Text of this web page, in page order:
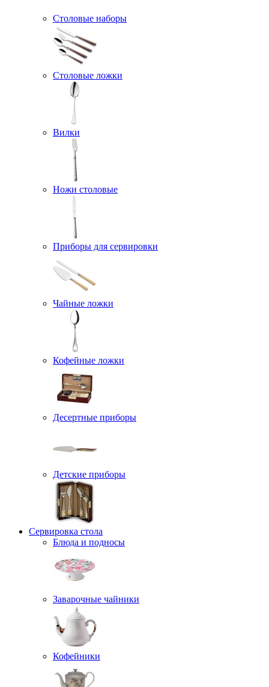
Столовые наборы
Столовые ложки
Вилки
Ножи столовые
Приборы для сервировки
Чайные ложки
Кофейные ложки
Десертные приборы
Детские приборы
Сервировка стола
Блюда и подносы
Заварочные чайники
Кофейники